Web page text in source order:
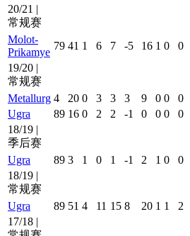
20/21 |
常规赛
Molot-
Prikamye
79 41 1 6 7 -5 16 1 0 0
19/20 |
常规赛
Metallurg 4 20 0 3 3 3 9 0 0 0
Ugra
89 16 0 2 2 -1 0 0 0 0
18/19 |
季后赛
Ugra
89 3 1 0 1 -1 2 1 0 0
18/19 |
常规赛
Ugra
89 51 4 11 15 8 20 1 1 2
17/18 |